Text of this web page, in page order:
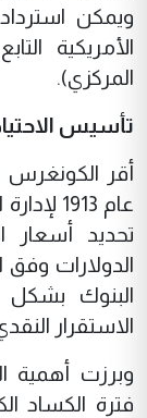
ويمكن
الأمريكية
المركزي).
تأسيس
أقر
عام
تحديد أسعار
الدولارات
البنوك
الاستقرار
وبرزت أهمية